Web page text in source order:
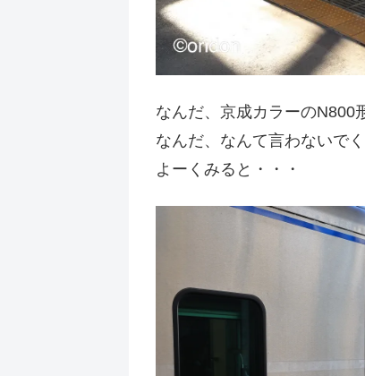
なんだ、京成カラーのN800
なんだ、なんて言わないでく
よーくみると・・・